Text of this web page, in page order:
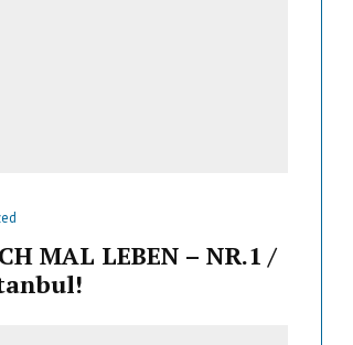
MAL LEBEN – NR.1 /